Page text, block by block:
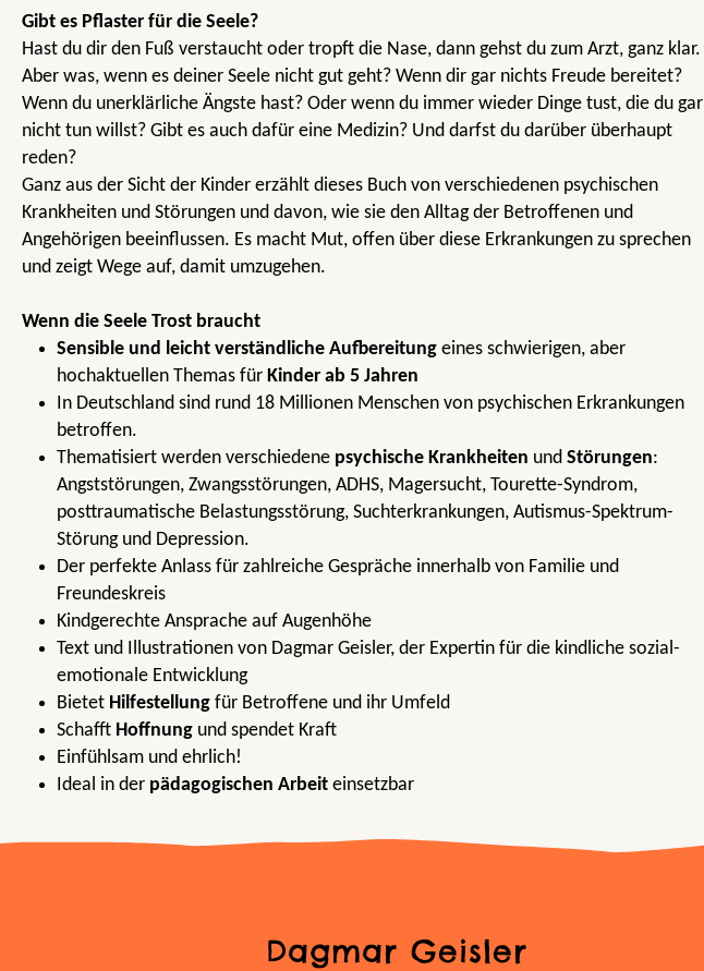
Gibt es Pflaster für die Seele?
Hast du dir den Fuß verstaucht oder tropft die Nase, dann gehst du zum Arzt, ganz klar.
Aber was, wenn es deiner Seele nicht gut geht? Wenn dir gar nichts Freude bereitet?
Wenn du unerklärliche Ängste hast? Oder wenn du immer wieder Dinge tust, die du gar
nicht tun willst? Gibt es auch dafür eine Medizin? Und darfst du darüber überhaupt
reden?
Ganz aus der Sicht der Kinder erzählt dieses Buch von verschiedenen psychischen
Krankheiten und Störungen und davon, wie sie den Alltag der Betroffenen und
Angehörigen beeinflussen. Es macht Mut, offen über diese Erkrankungen zu sprechen
und zeigt Wege auf, damit umzugehen.
Wenn die Seele Trost braucht
Sensible und leicht verständliche Aufbereitung eines schwierigen, aber
hochaktuellen Themas für Kinder ab 5 Jahren
In Deutschland sind rund 18 Millionen Menschen von psychischen Erkrankungen
betroffen.
Thematisiert werden verschiedene psychische Krankheiten und Störungen:
Angststörungen, Zwangsstörungen, ADHS, Magersucht, Tourette-Syndrom,
posttraumatische Belastungsstörung, Suchterkrankungen, Autismus-Spektrum-
Störung und Depression.
Der perfekte Anlass für zahlreiche Gespräche innerhalb von Familie und
Freundeskreis
Kindgerechte Ansprache auf Augenhöhe
Text und Illustrationen von Dagmar Geisler, der Expertin für die kindliche sozial-
emotionale Entwicklung
Bietet Hilfestellung für Betroffene und ihr Umfeld
Schafft Hoffnung und spendet Kraft
Einfühlsam und ehrlich!
Ideal in der pädagogischen Arbeit einsetzbar
Dagmar Geisler